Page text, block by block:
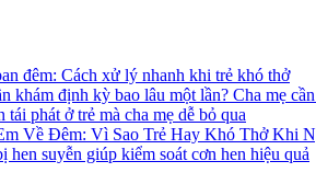
đêm: Cách xử lý nhanh khi trẻ khó thở
khám định kỳ bao lâu một lần? Cha mẹ
tái phát ở trẻ mà cha mẹ dễ bỏ qua
Về Đêm: Vì Sao Trẻ Hay Khó Thở Khi
hen suyễn giúp kiểm soát cơn hen hiệu quả